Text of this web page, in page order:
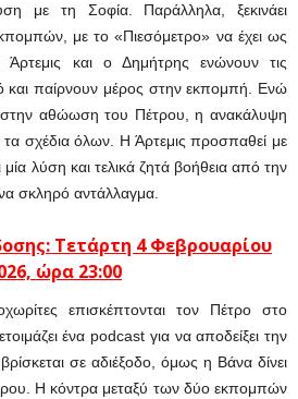
με τη Σοφία. Παράλληλα, ξεκινάει
με το «Πιεσόμετρο» να έχει ως
και ο Δημήτρης ενώνουν τις
και παίρνουν μέρος στην εκπομπή. Ενώ
στην αθώωση του Πέτρου, η ανακάλυψη
σχέδια όλων. Η Άρτεμις προσπαθεί με
μία λύση και τελικά ζητά βοήθεια από την
σκληρό αντάλλαγμα.
Τετάρτη 4 Φεβρουαρίου
ώρα 23:00
επισκέπτονται τον Πέτρο στο
ένα podcast για να αποδείξει την
σε αδιέξοδο, όμως η Βάνα δίνει
Η κόντρα μεταξύ των δύο εκπομπών